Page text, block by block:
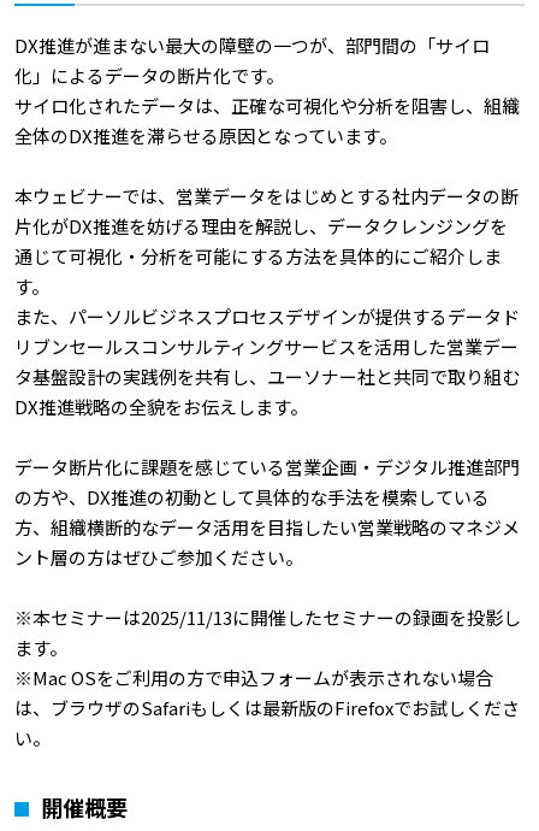
DX推進が進まない最大の障壁の一つが、部門間の「サイロ
化」によるデータの断片化です。
サイロ化されたデータは、正確な可視化や分析を阻害し、組織
全体のDX推進を滞らせる原因となっています。
本ウェビナーでは、営業データをはじめとする社内データの断
片化がDX推進を妨げる理由を解説し、データクレンジングを
通じて可視化・分析を可能にする方法を具体的にご紹介しま
す。
また、パーソルビジネスプロセスデザインが提供するデータド
リブンセールスコンサルティングサービスを活用した営業デー
タ基盤設計の実践例を共有し、ユーソナー社と共同で取り組む
DX推進戦略の全貌をお伝えします。
データ断片化に課題を感じている営業企画・デジタル推進部門
の方や、DX推進の初動として具体的な手法を模索している
方、組織横断的なデータ活用を目指したい営業戦略のマネジメ
ント層の方はぜひご参加ください。
※本セミナーは2025/11/13に開催したセミナーの録画を投影し
ます。
※Mac OSをご利用の方で申込フォームが表示されない場合
は、ブラウザのSafariもしくは最新版のFirefoxでお試しくださ
い。
開催概要